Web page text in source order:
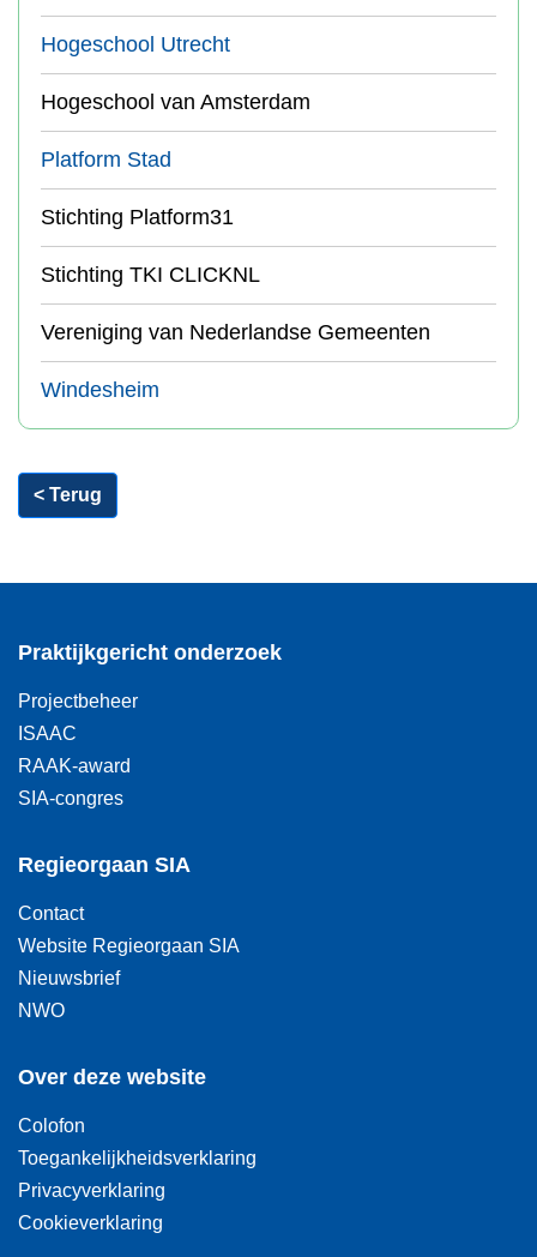
Hogeschool Utrecht
Hogeschool van Amsterdam
Platform Stad
Stichting Platform31
Stichting TKI CLICKNL
Vereniging van Nederlandse Gemeenten
Windesheim
< Terug
Praktijkgericht onderzoek
Projectbeheer
ISAAC
RAAK-award
SIA-congres
Regieorgaan SIA
Contact
Website Regieorgaan SIA
Nieuwsbrief
NWO
Over deze website
Colofon
Toegankelijkheidsverklaring
Privacyverklaring
Cookieverklaring